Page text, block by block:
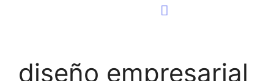
diseño empresarial